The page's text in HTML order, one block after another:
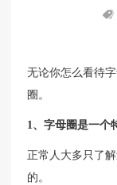
无论你怎么看待
圈。
1、字母圈是一个
正常人大多只了
的。